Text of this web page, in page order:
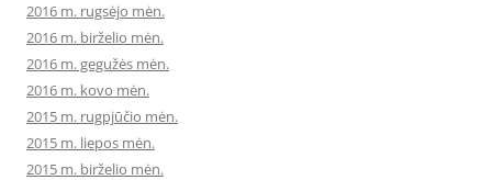
2016 m. rugsėjo mėn.
2016 m. birželio mėn.
2016 m. gegužės mėn.
2016 m. kovo mėn.
2015 m. rugpjūčio mėn.
2015 m. liepos mėn.
2015 m. birželio mėn.